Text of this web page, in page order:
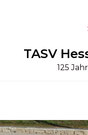
TASV
125